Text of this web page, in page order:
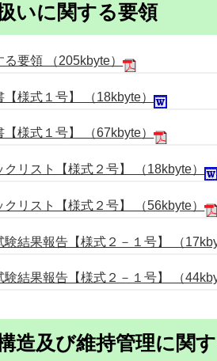
いに関する要領
る要領 （205kbyte）
様式１号】 （18kbyte）
様式１号】 （67kbyte）
リスト【様式２号】 （18kbyte）
リスト【様式２号】 （56kbyte）
結果報告【様式２－１号】 （
結果報告【様式２－１号】 （
造及び維持管理に関